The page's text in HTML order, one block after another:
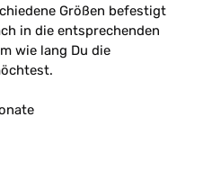
Größen befestigt
in die entsprechenden
wie lang Du die